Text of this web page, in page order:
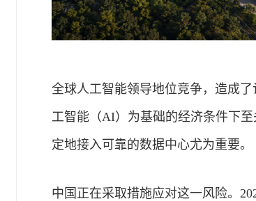
全球人工智能领导地位竞争，造成
工智能（AI）为基础的经济条件下
定地接入可靠的数据中心尤为重要。
中国正在采取措施应对这一风险。